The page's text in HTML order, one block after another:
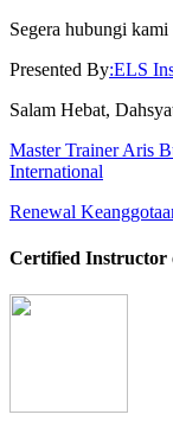
Segera hubungi kami
Presented By:ELS
Salam Hebat,
Master Trainer Aris
International
Renewal
Certified Instructor